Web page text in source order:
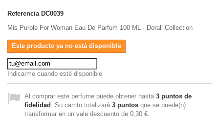
Referencia DC0039
Mis Purple For Woman Eau De Parfum 100 ML - Dorall Collection
Este producto ya no está disponible
Indicarme cuando esté disponible
Al comprar este perfume puede obtener hasta 3 puntos de
fidelidad . Su carrito totalizará 3 puntos que se puede(n)
transformar en un vale descuento de 0,30 €